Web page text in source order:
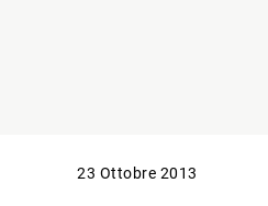
23 Ottobre 2013